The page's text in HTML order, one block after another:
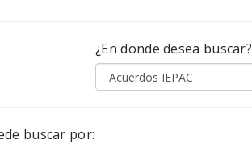
¿En donde desea buscar?
buscar por: